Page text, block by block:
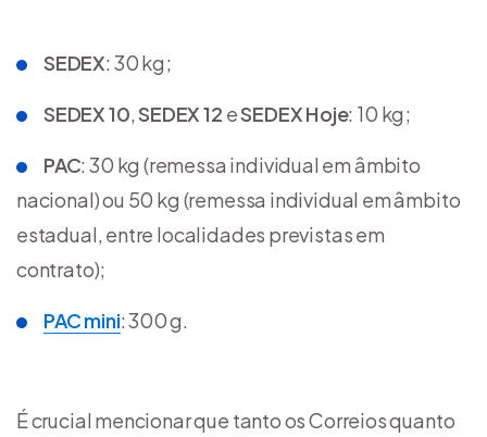
SEDEX: 30 kg;
SEDEX 10,SEDEX 12 eSEDEX Hoje: 10 kg;
PAC: 30 kg (remessa individual em âmbito
nacional) ou 50 kg (remessa individual em âmbito
estadual, entre localidades previstas em
contrato);
PAC mini: 300 g.
É crucial mencionar que tanto os Correios quanto